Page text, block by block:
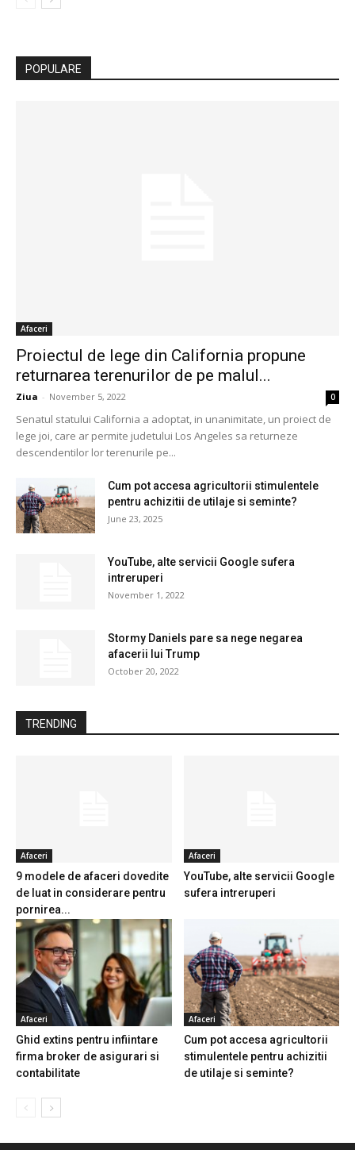
POPULARE
Afaceri
Proiectul de lege din California propune
returnarea terenurilor de pe malul...
Ziua - November 5, 2022 0
Senatul statului California a adoptat, in unanimitate, un proiect de
lege joi, care ar permite judetului Los Angeles sa returneze
descendentilor lor terenurile pe...
Cum pot accesa agricultorii stimulentele
pentru achizitii de utilaje si seminte?
June 23, 2025
YouTube, alte servicii Google sufera
intreruperi
November 1, 2022
Stormy Daniels pare sa nege negarea
afacerii lui Trump
October 20, 2022
TRENDING
Afaceri
9 modele de afaceri dovedite
de luat in considerare pentru
pornirea...
Afaceri
YouTube, alte servicii Google
sufera intreruperi
Afaceri
Ghid extins pentru infiintare
firma broker de asigurari si
contabilitate
Afaceri
Cum pot accesa agricultorii
stimulentele pentru achizitii
de utilaje si seminte?